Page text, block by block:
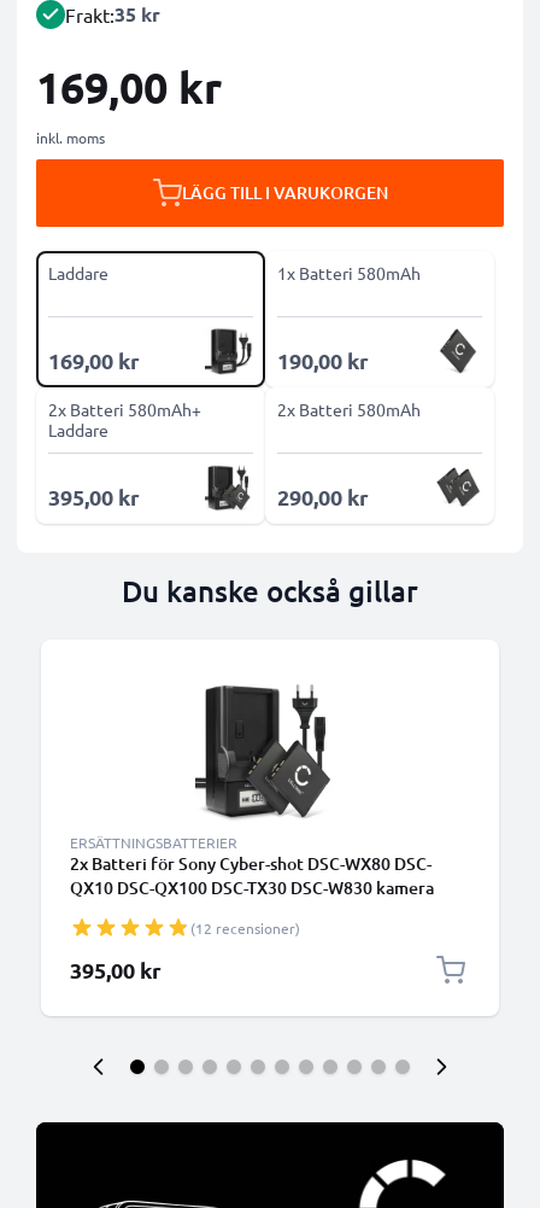
Frakt:35 kr
169,00 kr
inkl. moms
LÄGG TILL I VARUKORGEN
Laddare
169,00 kr
1x Batteri 580mAh
190,00 kr
2x Batteri 580mAh+
Laddare
395,00 kr
2x Batteri 580mAh
290,00 kr
Du kanske också gillar
ERSÄTTNINGSBATTERIER
2x Batteri för Sony Cyber-shot DSC-WX80 DSC-
QX10 DSC-QX100 DSC-TX30 DSC-W830 kamera
uppladdningsbara kamerabatterier
(12 recensioner)
395,00 kr